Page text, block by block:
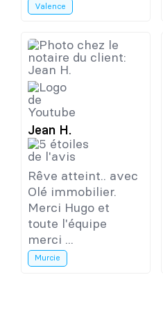
Valence
Jean H.
Rêve atteint.. avec
Olé immobilier.
Merci Hugo et
toute l'équipe
merci ...
Murcie